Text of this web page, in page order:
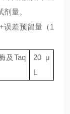
量。
误差预留量（1
及Taq
20 μ
L